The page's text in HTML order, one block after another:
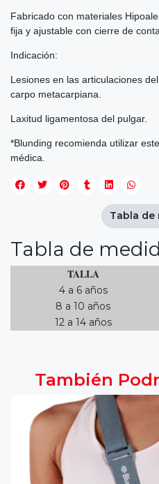
Fabricado con materiales
fija y ajustable con cierre de
Indicación:
Lesiones en las articulaciones
carpo metacarpiana.
Laxitud ligamentosa del pulgar.
*Blunding recomienda utilizar
médica.
Tabla de
TALLA
4 a 6 años
8 a 10 años
12 a 14 años
Tabla de
También